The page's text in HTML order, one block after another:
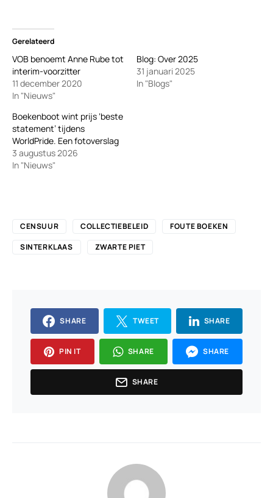
Gerelateerd
VOB benoemt Anne Rube tot
interim-voorzitter
11 december 2020
In "Nieuws"
Blog: Over 2025
31 januari 2025
In "Blogs"
Boekenboot wint prijs ‘beste
statement’ tijdens
WorldPride. Een fotoverslag
3 augustus 2026
In "Nieuws"
CENSUUR COLLECTIEBELEID
FOUTE BOEKEN
SINTERKLAAS
ZWARTE PIET
SHARE TWEET SHARE
PIN IT SHARE SHARE
SHARE